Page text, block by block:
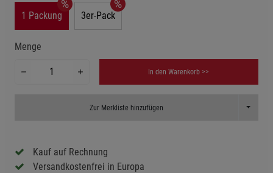
1 Packung 3er-Pack
Menge
In den Warenkorb >>
Zur Merkliste hinzufügen Toggle
Kauf auf Rechnung
Versandkostenfrei in Europa